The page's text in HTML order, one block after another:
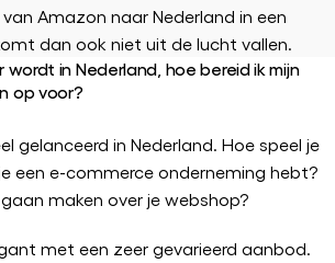
Amazon naar Nederland in een
dan ook niet uit de lucht vallen.
in Nederland, hoe bereid ik mijn
op voor?
gelanceerd in Nederland. Hoe speel je
een e-commerce onderneming hebt?
maken over je webshop?
met een zeer gevarieerd aanbod.